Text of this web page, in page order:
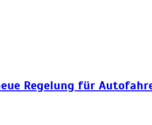
Regelung für